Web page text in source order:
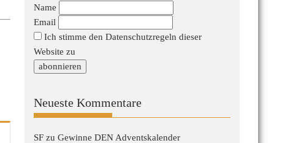
Name
Email
Ich stimme den Datenschutzregeln dieser
Website zu
Neueste Kommentare
SF zu Gewinne DEN Adventskalender